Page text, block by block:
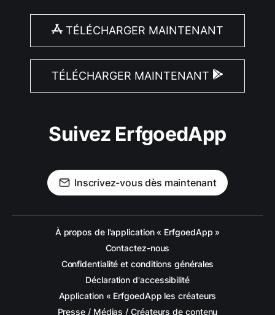
TÉLÉCHARGER MAINTENANT
TÉLÉCHARGER MAINTENANT
Suivez ErfgoedApp
Inscrivez-vous dès maintenant
À propos de l'application « ErfgoedApp »
Contactez-nous
Confidentialité et conditions générales
Déclaration d'accessibilité
Application « ErfgoedApp les créateurs
Presse / Médias / Créateurs de contenu